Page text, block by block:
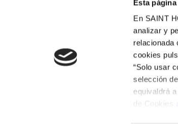
Esta
En SAINT
analizar y
relacionada
cookies
“Solo usar
selección
equivaldrá
Cómo comprar en nuestra web
Cómo colocar papel pintado
Simbología del papel pintado